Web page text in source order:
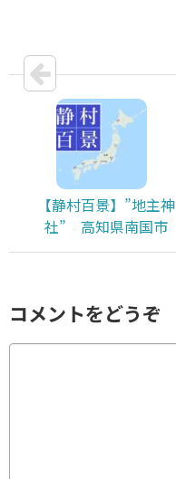
【静村百景】”地主神
社” 高知県南国市
コメントをどうぞ